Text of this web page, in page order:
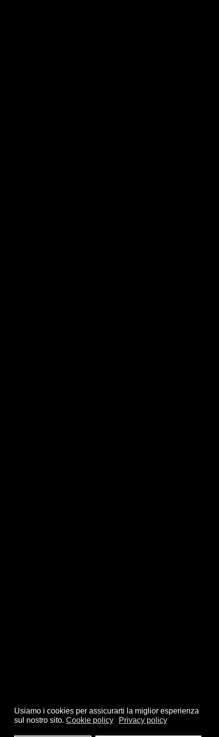
Usiamo i cookies per assicurarti la miglior esperienza
sul nostro sito. Cookie policy Privacy policy